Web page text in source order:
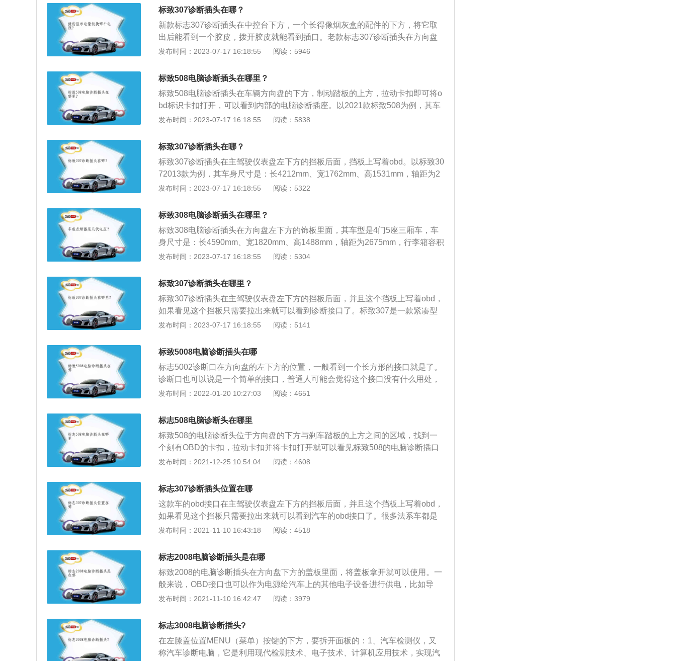
下：1.利用主板中BIOS内部自检程序的检测结果，通过代码一一显示出来，结合
本书的代码含义速查表就能很快地知道电脑故障所在。2.在PC机不能引导操作系
统、黑屏、喇叭不叫时，使用本卡更能体现其便利，使您事半功倍。3.BIOS在每
次开机时，对系统的电路、存储器、键盘、视频部分、硬盘、软驱等各个组件进
行严格测试，并分析系统配置，对已配置的基本I／O设置进行初始化，一切正常
进行测试，关键性部件发生故障强制机器转入停机，显示器无光标，则屏幕无任
何反应，然后，对非关键性部件进行测试。4.如有故障机器也继续运行，同时显
示器显示出错信息,当机器出现故障，尤其是出现关键性故障，屏幕上无显示时，
地知道故障所在。
标致307诊断插头在哪？
新款标志307诊断插头在中控台下方，一个长得像烟灰盒的配件的下方，将它取
出后能看到一个胶皮，拨开胶皮就能看到插口。老款标志307诊断插头在方向盘
左侧，位于空调出风口下方，有一个装饰盖板的后面，打开盖板后即可看到。电
机动态数据流。4、示波功能。5、元件动作测试。6、匹配、设定和编码等功
能。
发布时间：2023-07-17 16:18:55 阅读：5946
标致508电脑诊断插头在哪里？
标致508电脑诊断插头在车辆方向盘的下方，制动踏板的上方，拉动卡扣即可将o
bd标识卡扣打开，可以看到内部的电脑诊断插座。以2021款标致508为例，其车
身尺寸是：长4870mm、宽1855mm、高1455mm，轴距为2848mm，行李箱容积
架是多连杆式独立悬架，其搭载了1.6t涡轮增压发动机，最大马力是170ps，最大
扭矩是250nm，最大功率是125kw，与其匹配的是6挡手自一体变速箱。
发布时间：2023-07-17 16:18:55 阅读：5838
标致307诊断插头在哪？
标致307诊断插头在主驾驶仪表盘左下方的挡板后面，挡板上写着obd。以标致30
72013款为例，其车身尺寸是：长4212mm、宽1762mm、高1531mm，轴距为2
608mm，最小离地间隙为117mm，油箱容积为60l。标致3072013款搭载的是1.6
动变速箱，其采用的前悬架类型是麦弗逊式独立悬架，后悬架类型是可变形横梁
式和带横向稳定杆。
发布时间：2023-07-17 16:18:55 阅读：5322
标致308电脑诊断插头在哪里？
标致308电脑诊断插头在方向盘左下方的饰板里面，其车型是4门5座三厢车，车
身尺寸是：长4590mm、宽1820mm、高1488mm，轴距为2675mm，行李箱容积
为450l，车身重量为1320kg。标致308车的前悬挂是麦弗逊式独立悬架，后悬挂
功率是85kw，最大扭矩是190nm。
发布时间：2023-07-17 16:18:55 阅读：5304
标致307诊断插头在哪里？
标致307诊断插头在主驾驶仪表盘左下方的挡板后面，并且这个挡板上写着obd，
如果看见这个挡板只需要拉出来就可以看到诊断接口了。标致307是一款紧凑型
车，该车长宽高分别为421mm、1762mm、1531mm，轴距为2608mm，车身类
制动器类型为盘式，驻车制动类型为手刹，转向助力类型为电子液压助力。
发布时间：2023-07-17 16:18:55 阅读：5141
标致5008电脑诊断插头在哪
标志5002诊断口在方向盘的左下方的位置，一般看到一个长方形的接口就是了。
诊断口也可以说是一个简单的接口，普通人可能会觉得这个接口没有什么用处，
仅仅是空有其表，但这种想法是不对的，因为这个接口可以发挥很多的作用，可
难度。诊断口也可以说是一个简单的接口，普通人可能会觉得这个接口没有什么
用处，仅仅是空有其表，但这种想法是不对的，因为这个接口可以发挥很多的作
用，例如：将汽车诊断仪插在这个诊断口，就可以通过蓝牙连接，然后在手机上
显示有关汽车的参数，有利于车主更好地时刻了解汽车的状态。除了诊断口的存
在，标志5008的内饰也很不错。拥有真皮座椅,质感看起来也可以说是较为不错
发布时间：2022-01-20 10:27:03 阅读：4651
标志508电脑诊断头在哪里
标致508的电脑诊断头位于方向盘的下方与刹车踏板的上方之间的区域，找到一
个刻有OBD的卡扣，拉动卡扣并将卡扣打开就可以看见标致508的电脑诊断插口
了。当我们车辆亮起故障灯时，机修师傅在检查我们的车辆的故障信息时才会用
部位，所以行车电脑可以显现汽车ecu所有储存的信息，方便汽车出现故障时查
询使用，也可以用来控制发动机燃油喷射量和混合气的比例等。因此平时我们在
行车之前，一定要检查我们汽车的车况，如果亮起故障灯，就需要及时将车辆开
往4S店，找专业的维修人员进行排障维修。
发布时间：2021-12-25 10:54:04 阅读：4608
标志307诊断插头位置在哪
这款车的obd接口在主驾驶仪表盘左下方的挡板后面，并且这个挡板上写着obd，
如果看见这个挡板只需要拉出来就可以看到汽车的obd接口了。很多法系车都是
这样设计的，如果还是找不到可以阅读一下说明书。每辆汽车都是有obd接口
出现某些故障时技师可以使用诊断电脑连接汽车的obd接口，这样可以读取故障
码。故障码可以帮助技师快速找到故障原因和故障部位，这对快速修复汽车是有
帮助的。通过obd接口还可以读取汽车的数据流，这样也可以帮助技师判断汽车
的各项系统是否正常。标致307是一款紧凑型轿车，这款车一共使用了两款发动
机，一款是1.6升自然吸气发动机，另一款是2.0升自然吸气发动机。1.6升自然吸
变速箱或4速手自一体变速箱。2.0升自然吸气发动机最大功率为108kw，最大扭
矩为200牛米.与这款发动机匹配的是5速手动变速箱或4速手自一体变速箱。标致
307的前悬架使用了麦弗逊独立悬架，后悬架使用了扭力梁非独立悬架。
发布时间：2021-11-10 16:43:18 阅读：4518
标志2008电脑诊断插头是在哪
标致2008的电脑诊断插头在方向盘下方的盖板里面，将盖板拿开就可以使用。一
般来说，OBD接口也可以作为电源给汽车上的其他电子设备进行供电，比如导
航、行车记录仪等。但是需要注意的是，当电子设备不用时一定要将其从OBD接
的自我诊断系统。当汽车出现故障时，行车电脑就会生成故障码存在OBD里面，
这时修理人员只要用专业的工具就可以将其读出来，方便了修理人员对汽车故障
的判断。关于标致2008：标致2008是东风标致汽车生产的一款紧凑型suv，截止
到2019年9月，市面上在售的标致2008全部为2018款，售价区间为8.98万元-12.8
发布时间：2021-11-10 16:42:47 阅读：3979
标志3008电脑诊断插头?
在左膝盖位置MENU（菜单）按键的下方，要拆开面板的：1、汽车检测仪，又
称汽车诊断电脑，它是利用现代检测技术、电子技术、计算机应用技术，实现汽